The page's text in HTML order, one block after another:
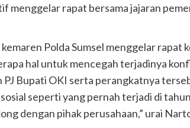
menggelar rapat bersama jajaran
Polda Sumsel menggelar
hal untuk mencegah terjadinya
PJ Bupati OKI serta perangkatnya
seperti yang pernah terjadi di
dengan pihak perusahaan,” urai